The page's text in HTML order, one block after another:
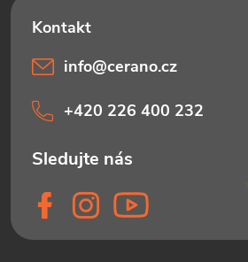
info@cerano.cz
+420 226 400 232